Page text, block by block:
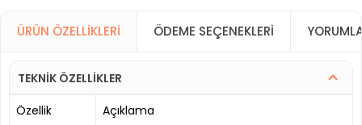
ÜRÜN ÖZELLIKLERI ÖDEME SEÇENEKLERI
TEKNİK ÖZELLİKLER
Özellik
Açıklama